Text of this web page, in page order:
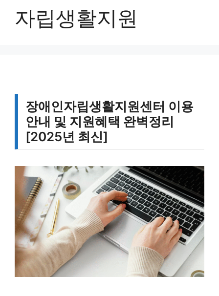
자립생활지원
장애인자립생활지원센터 이용
안내 및 지원혜택 완벽정리
[2025년 최신]